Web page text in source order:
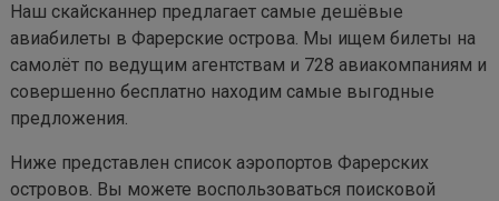
Наш скайсканнер предлагает самые дешёвые
авиабилеты в Фарерские острова. Мы ищем билеты на
самолёт по ведущим агентствам и 728 авиакомпаниям и
совершенно бесплатно находим самые выгодные
предложения.
Ниже представлен список аэропортов Фарерских
островов. Вы можете воспользоваться поисковой